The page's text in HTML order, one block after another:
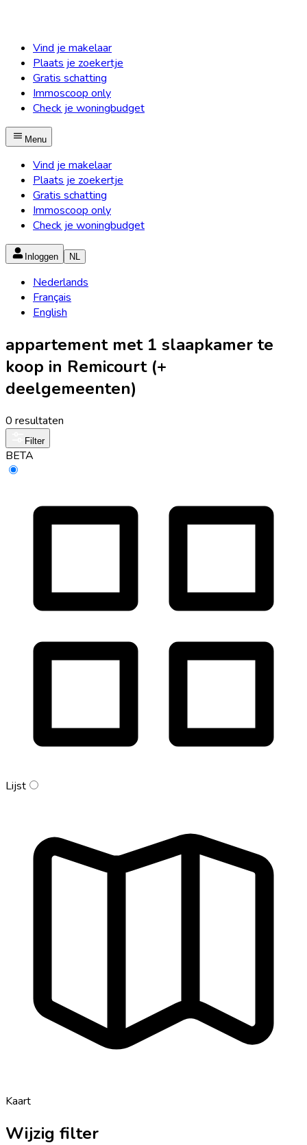
Vind je makelaar
Plaats je zoekertje
Gratis schatting
Immoscoop only
Check je woningbudget
Menu
Vind je makelaar
Plaats je zoekertje
Gratis schatting
Immoscoop only
Check je woningbudget
Inloggen NL
Nederlands
Français
English
appartement met 1 slaapkamer te
koop in Remicourt (+
deelgemeenten)
0 resultaten
Filter
BETA
Lijst
Kaart
Wijzig filter